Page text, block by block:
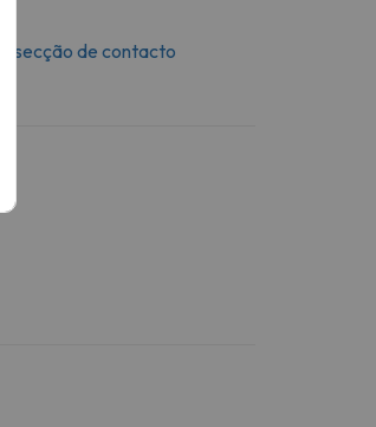
secção de contacto